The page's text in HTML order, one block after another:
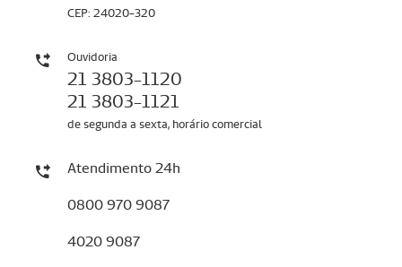
CEP: 24020-320
Ouvidoria
21 3803-1120
21 3803-1121
de segunda a sexta, horário comercial
Atendimento 24h
0800 970 9087
4020 9087